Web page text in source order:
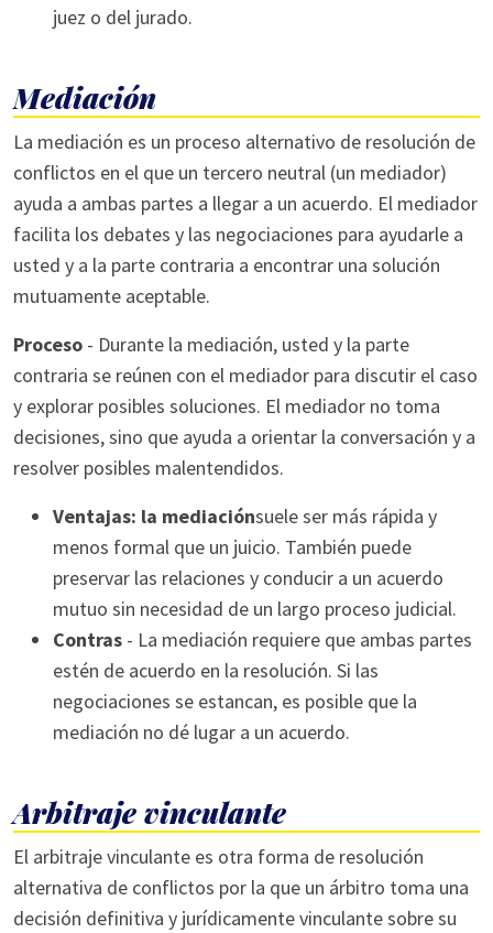
juez o del jurado.
Mediación
La mediación es un proceso alternativo de resolución de
conflictos en el que un tercero neutral (un mediador)
ayuda a ambas partes a llegar a un acuerdo. El mediador
facilita los debates y las negociaciones para ayudarle a
usted y a la parte contraria a encontrar una solución
mutuamente aceptable.
Proceso - Durante la mediación, usted y la parte
contraria se reúnen con el mediador para discutir el caso
y explorar posibles soluciones. El mediador no toma
decisiones, sino que ayuda a orientar la conversación y a
resolver posibles malentendidos.
Ventajas: la mediaciónsuele ser más rápida y
menos formal que un juicio. También puede
preservar las relaciones y conducir a un acuerdo
mutuo sin necesidad de un largo proceso judicial.
Contras - La mediación requiere que ambas partes
estén de acuerdo en la resolución. Si las
negociaciones se estancan, es posible que la
mediación no dé lugar a un acuerdo.
Arbitraje vinculante
El arbitraje vinculante es otra forma de resolución
alternativa de conflictos por la que un árbitro toma una
decisión definitiva y jurídicamente vinculante sobre su